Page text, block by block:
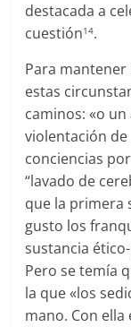
destacada a
cuestión14.
Para mantener
estas
caminos: «o
violentación
conciencias
“lavado de
que la primera
gusto los
sustancia
Pero se temía
la que «los
mano. Con